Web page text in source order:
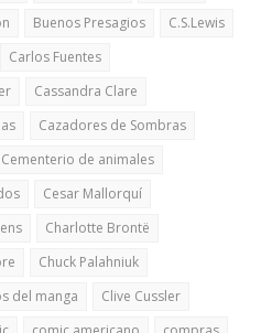
Buenos Presagios
C.S.Lewis
Carlos Fuentes
Cassandra Clare
Cazadores de Sombras
Cementerio de animales
Cesar Mallorquí
Charlotte Brontë
Chuck Palahniuk
del manga
Clive Cussler